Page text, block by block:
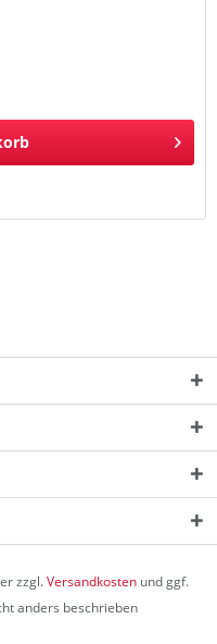
zzgl.Versandkosten und ggf.
anders beschrieben